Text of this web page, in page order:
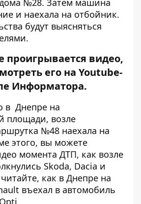
дома №28. Затем машина
и наехала на отбойник.
будут выясняться
проигрывается видео,
его на Youtube-
Информатора.
в Днепре на
площади, возле
№48 наехала на
этого, вы можете
момента ДТП, как возле
Skoda, Dacia и
как в Днепре на
въехал в автомобиль